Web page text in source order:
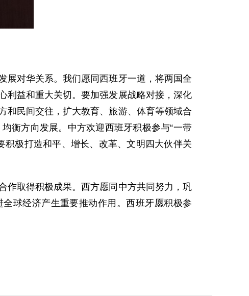
对华关系。我们愿同西班牙一道，将两国全
利益和重大关切。要加强发展战略对接，深化
和民间交往，扩大教育、旅游、体育等领域合
衡方向发展。中方欢迎西班牙积极参与“一带
极打造和平、增长、改革、文明四大伙伴关
取得积极成果。西方愿同中方共同努力，巩
球经济产生重要推动作用。西班牙愿积极参